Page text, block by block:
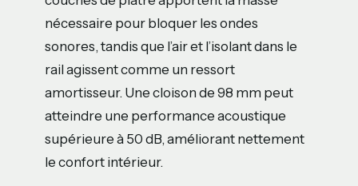
nécessaire pour bloquer les ondes
sonores, tandis que l’air et l’isolant dans le
rail agissent comme un ressort
amortisseur. Une cloison de 98 mm peut
atteindre une performance acoustique
supérieure à 50 dB, améliorant nettement
le confort intérieur.